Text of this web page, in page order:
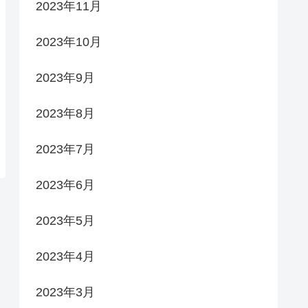
2023年11月
2023年10月
2023年9月
2023年8月
2023年7月
2023年6月
2023年5月
2023年4月
2023年3月